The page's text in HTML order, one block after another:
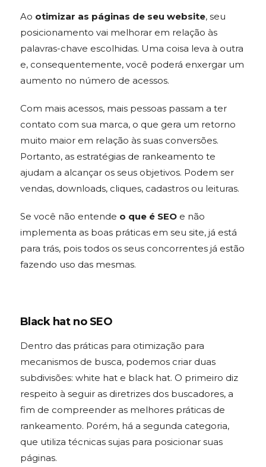
Ao otimizar as páginas de seu website, seu
posicionamento vai melhorar em relação às
palavras-chave escolhidas. Uma coisa leva à outra
e, consequentemente, você poderá enxergar um
aumento no número de acessos.
Com mais acessos, mais pessoas passam a ter
contato com sua marca, o que gera um retorno
muito maior em relação às suas conversões.
Portanto, as estratégias de rankeamento te
ajudam a alcançar os seus objetivos. Podem ser
vendas, downloads, cliques, cadastros ou leituras.
Se você não entende o que é SEOe não
implementa as boas práticas em seu site, já está
para trás, pois todos os seus concorrentes já estão
fazendo uso das mesmas.
Black hat no SEO
Dentro das práticas para otimização para
mecanismos de busca, podemos criar duas
subdivisões: white hat e black hat. O primeiro diz
respeito à seguir as diretrizes dos buscadores, a
fim de compreender as melhores práticas de
rankeamento. Porém, há a segunda categoria,
que utiliza técnicas sujas para posicionar suas
páginas.